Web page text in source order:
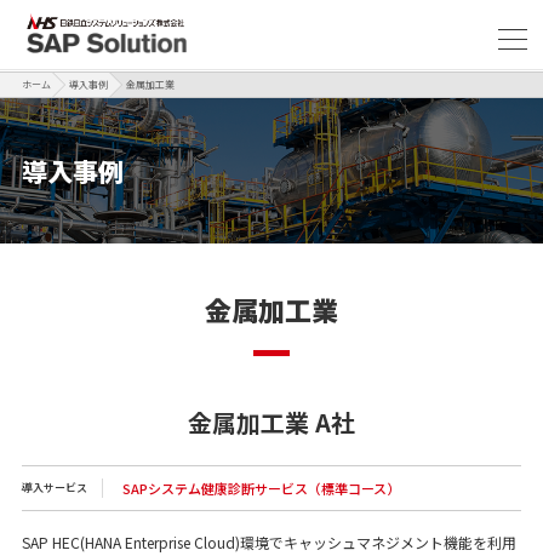
導入事例
ホーム 導入事例 金属加工業
金属加工業
金属加工業 A社
導入サービス SAPシステム健康診断サービス（標準コース）
SAP HEC(HANA Enterprise Cloud)環境でキャッシュマネジメント機能を利用